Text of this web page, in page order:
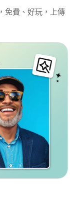
免費、好玩，上傳